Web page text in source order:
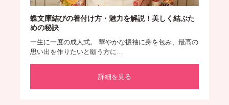
蝶文庫結びの着付け方・魅力を解説！美しく結ぶた
めの秘訣
一生に一度の成人式。 華やかな振袖に身を包み、最高の
思い出を作りたいと願う方に…
詳細を見る